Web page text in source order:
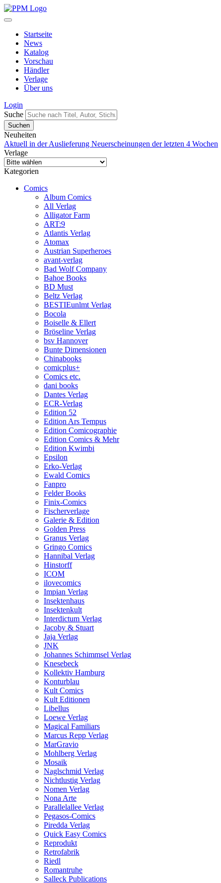
Startseite
News
Katalog
Vorschau
Händler
Verlage
Über uns
Login
Suche
Neuheiten
Aktuell in der Auslieferung Neuerscheinungen der letzten 4 Wochen
Verlage
Kategorien
Comics
Album Comics
All Verlag
Alligator Farm
ART:9
Atlantis Verlag
Atomax
Austrian Superheroes
avant-verlag
Bad Wolf Company
Bahoe Books
BD Must
Beltz Verlag
BESTIEunlmt Verlag
Bocola
Boiselle & Ellert
Bröseline Verlag
bsv Hannover
Bunte Dimensionen
Chinabooks
comicplus+
Comics etc.
dani books
Dantes Verlag
ECR-Verlag
Edition 52
Edition Ars Tempus
Edition Comicographie
Edition Comics & Mehr
Edition Kwimbi
Epsilon
Erko-Verlag
Ewald Comics
Fanpro
Felder Books
Finix-Comics
Fischerverlage
Galerie & Edition
Golden Press
Granus Verlag
Gringo Comics
Hannibal Verlag
Hinstorff
ICOM
ilovecomics
Impian Verlag
Insektenhaus
Insektenkult
Interdictum Verlag
Jacoby & Stuart
Jaja Verlag
JNK
Johannes Schimmsel Verlag
Knesebeck
Kollektiv Hamburg
Konturblau
Kult Comics
Kult Editionen
Libellus
Loewe Verlag
Magical Familiars
Marcus Repp Verlag
MarGravio
Mohlberg Verlag
Mosaik
Naglschmid Verlag
Nichtlustig Verlag
Nomen Verlag
Nona Arte
Parallelallee Verlag
Pegasos-Comics
Piredda Verlag
Quick Easy Comics
Reprodukt
Retrofabrik
Riedl
Romantruhe
Salleck Publications